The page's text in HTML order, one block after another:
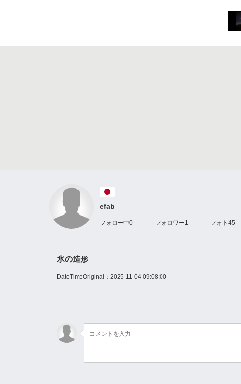
efab
フォロー中0 フォロワー1 フォト 45
氷の造形
DateTimeOriginal： 2025-11-04 09:08:00